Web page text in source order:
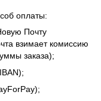
оплаты:
Почту
взимает комиссию
заказа);